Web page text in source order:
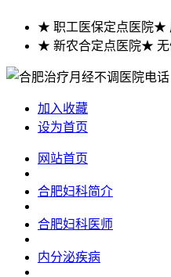
★ 职工医保定点医院★
★ 新农合定点医院★ 无
加入收藏
设为首页
网站首页
合肥妇科简介
合肥妇科医师
内分泌疾病